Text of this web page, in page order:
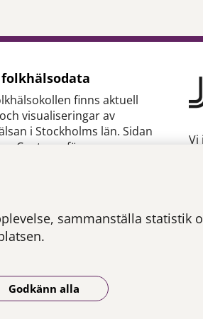
sammanställa statistik
Godkänn alla
finns aktuell
visualiseringar av
i Stockholms län. Sidan
av Centrum för
inom Region
webbplatsen
Vi